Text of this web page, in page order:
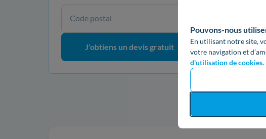
Pouvons-nous
En utilisant notre site,
votre navigation et
d'utilisation de cookies.
Code postal
J'obtiens un devis gratuit